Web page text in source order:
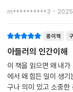
장에 적용할 수 있는
m**********3
종이책
아들러의 인간이해
이 책을 읽으면 왜 내
에서 왜 힘든 일이 생
구나 의미 있고 소중